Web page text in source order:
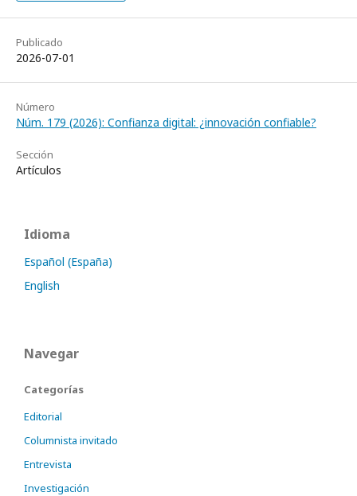
Publicado
2026-07-01
Número
Núm. 179 (2026): Confianza digital: ¿innovación confiable?
Sección
Artículos
Idioma
Español (España)
English
Navegar
Categorías
Editorial
Columnista invitado
Entrevista
Investigación